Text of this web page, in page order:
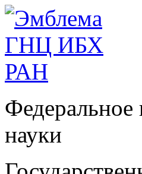
Федеральное
науки